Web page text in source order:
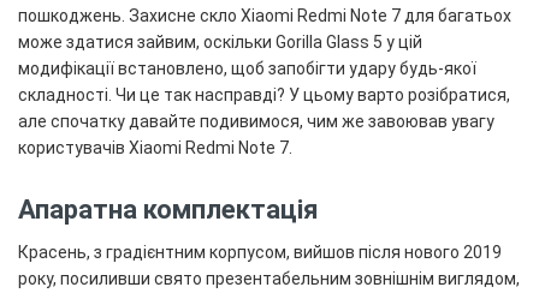
пошкоджень. Захисне скло Xiaomi Redmi Note 7 для багатьох
може здатися зайвим, оскільки Gorilla Glass 5 у цій
модифікації встановлено, щоб запобігти удару будь-якої
складності. Чи це так насправді? У цьому варто розібратися,
але спочатку давайте подивимося, чим же завоював увагу
користувачів Xiaomi Redmi Note 7.
Апаратна комплектація
Красень, з градієнтним корпусом, вийшов після нового 2019
року, посиливши свято презентабельним зовнішнім виглядом,